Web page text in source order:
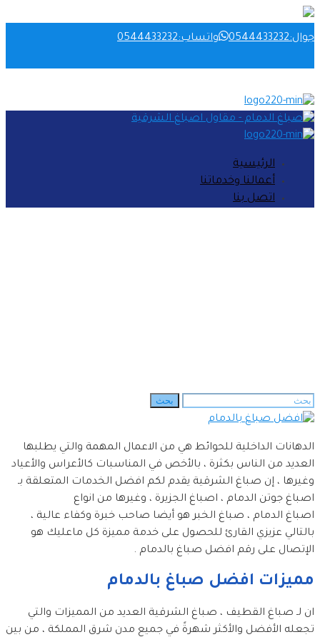
جوال:0544433232 واتساب:0544433232
الرئيسية‎
أعمالنا وخدماتنا‎
اتصل بنا‎
البحث
عن:
بحث
الدهانات الداخلية للحوائط هي من الاعمال المهمة والتي يطلبها
العديد من الناس بكثرة ، بالأخص في المناسبات كالأعراس والأعياد
وغيرها ، إن صباغ الشرقية يقدم لكم افضل الخدمات المتعلقة بـ
اصباغ جوتن الدمام ، اصباغ الجزيرة ، وغيرها من انواع
اصباغ الدمام ، صباغ الخبر هو أيضا صاحب خبرة وكفاء عالية ،
بالتالي عزيزي القارئ للحصول على خدمة مميزة كل ماعليك هو
الإتصال على رقم افضل صباغ بالدمام .
مميزات افضل صباغ بالدمام
ان لـ صباغ القطيف ، صباغ الشرقية العديد من المميزات والتي
تجعله الأفضل والأكثر شهرةً في جميع مدن شرق المملكة ، من بين